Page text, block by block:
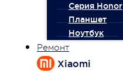
Серия Honor
Планшет
Ноутбук
Ремонт
Xiaomi